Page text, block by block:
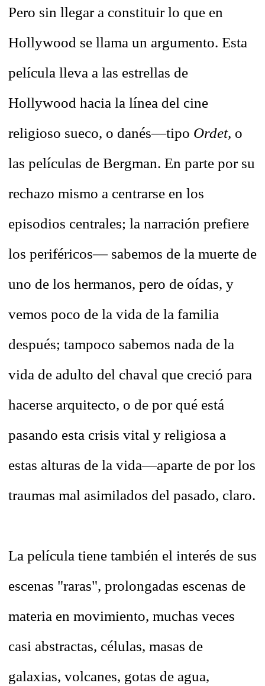
Pero sin llegar a constituir lo que en
Hollywood se llama un argumento. Esta
película lleva a las estrellas de
Hollywood hacia la línea del cine
religioso sueco, o danés—tipo Ordet, o
las películas de Bergman. En parte por su
rechazo mismo a centrarse en los
episodios centrales; la narración prefiere
los periféricos— sabemos de la muerte de
uno de los hermanos, pero de oídas, y
vemos poco de la vida de la familia
después; tampoco sabemos nada de la
vida de adulto del chaval que creció para
hacerse arquitecto, o de por qué está
pasando esta crisis vital y religiosa a
estas alturas de la vida—aparte de por los
traumas mal asimilados del pasado, claro.
La película tiene también el interés de sus
escenas "raras", prolongadas escenas de
materia en movimiento, muchas veces
casi abstractas, células, masas de
galaxias, volcanes, gotas de agua,